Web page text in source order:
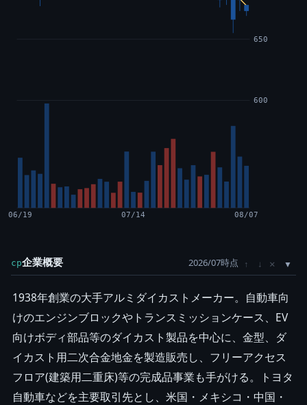
600
650
06/19 07/14 08/07
cp企業概要 2026/07時点 ↑ ↓ ×
1938年創業の大手アルミダイカストメーカー。自動車向
けのエンジンブロックやトランスミッションケース、EV
向けボディ部品等のダイカスト製品を中心に、金型、ダ
イカスト用二次合金地金を製造販売し、フリーアクセス
フロア(建築用二重床)等の完成品事業も手がける。トヨタ
自動車などを主要取引先とし、米国・メキシコ・中国・